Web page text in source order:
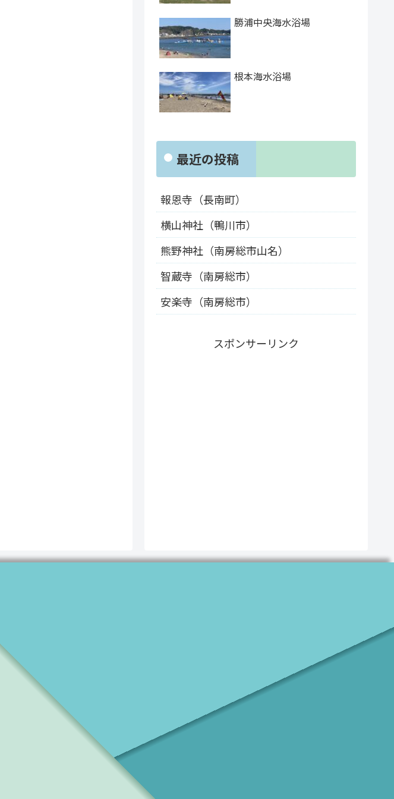
勝浦中央海水浴場
根本海水浴場
最近の投稿
報恩寺（長南町）
横山神社（鴨川市）
熊野神社（南房総市山名）
智蔵寺（南房総市）
安楽寺（南房総市）
スポンサーリンク